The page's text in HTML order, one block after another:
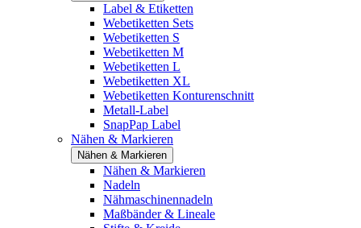
Label & Etiketten
Webetiketten Sets
Webetiketten S
Webetiketten M
Webetiketten L
Webetiketten XL
Webetiketten Konturenschnitt
Metall-Label
SnapPap Label
Nähen & Markieren
Nähen & Markieren
Nähen & Markieren
Nadeln
Nähmaschinennadeln
Maßbänder & Lineale